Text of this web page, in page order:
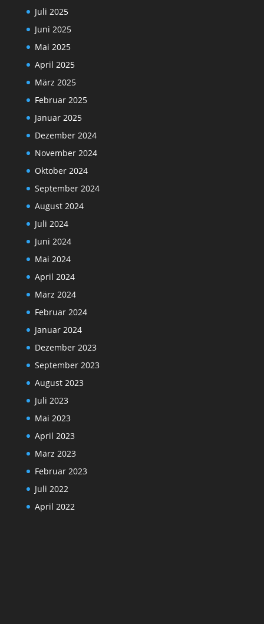
Juli 2025
Juni 2025
Mai 2025
April 2025
März 2025
Februar 2025
Januar 2025
Dezember 2024
November 2024
Oktober 2024
September 2024
August 2024
Juli 2024
Juni 2024
Mai 2024
April 2024
März 2024
Februar 2024
Januar 2024
Dezember 2023
September 2023
August 2023
Juli 2023
Mai 2023
April 2023
März 2023
Februar 2023
Juli 2022
April 2022